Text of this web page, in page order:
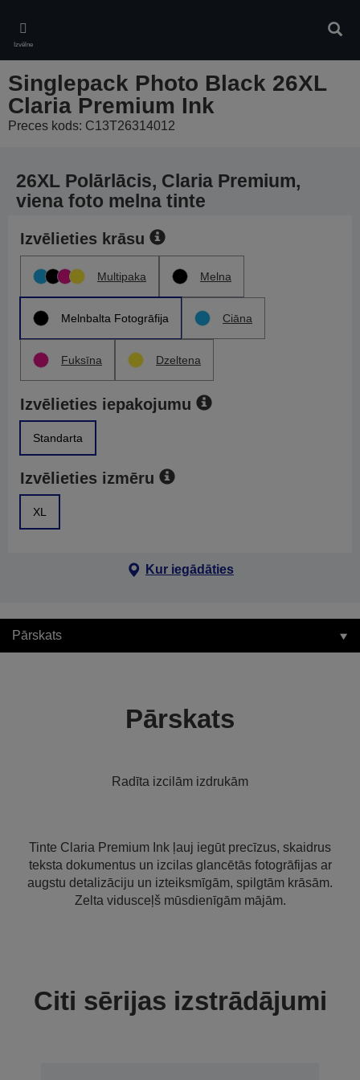
main
content
Izvēlne
Singlepack Photo Black 26XL
Claria Premium Ink
Preces kods: C13T26314012
26XL Polārlācis, Claria Premium,
viena foto melna tinte
Izvēlieties krāsu
Multipaka Melna
Melnbalta Fotogrāfija Ciāna
Fuksīna Dzeltena
Izvēlieties iepakojumu
Standarta
Izvēlieties izmēru
XL
Kur iegādāties
Pārskats
Pārskats
Radīta izcilām izdrukām
Tinte Claria Premium Ink ļauj iegūt precīzus, skaidrus
teksta dokumentus un izcilas glancētās fotogrāfijas ar
augstu detalizāciju un izteiksmīgām, spilgtām krāsām.
Zelta vidusceļš mūsdienīgām mājām.
Citi sērijas izstrādājumi